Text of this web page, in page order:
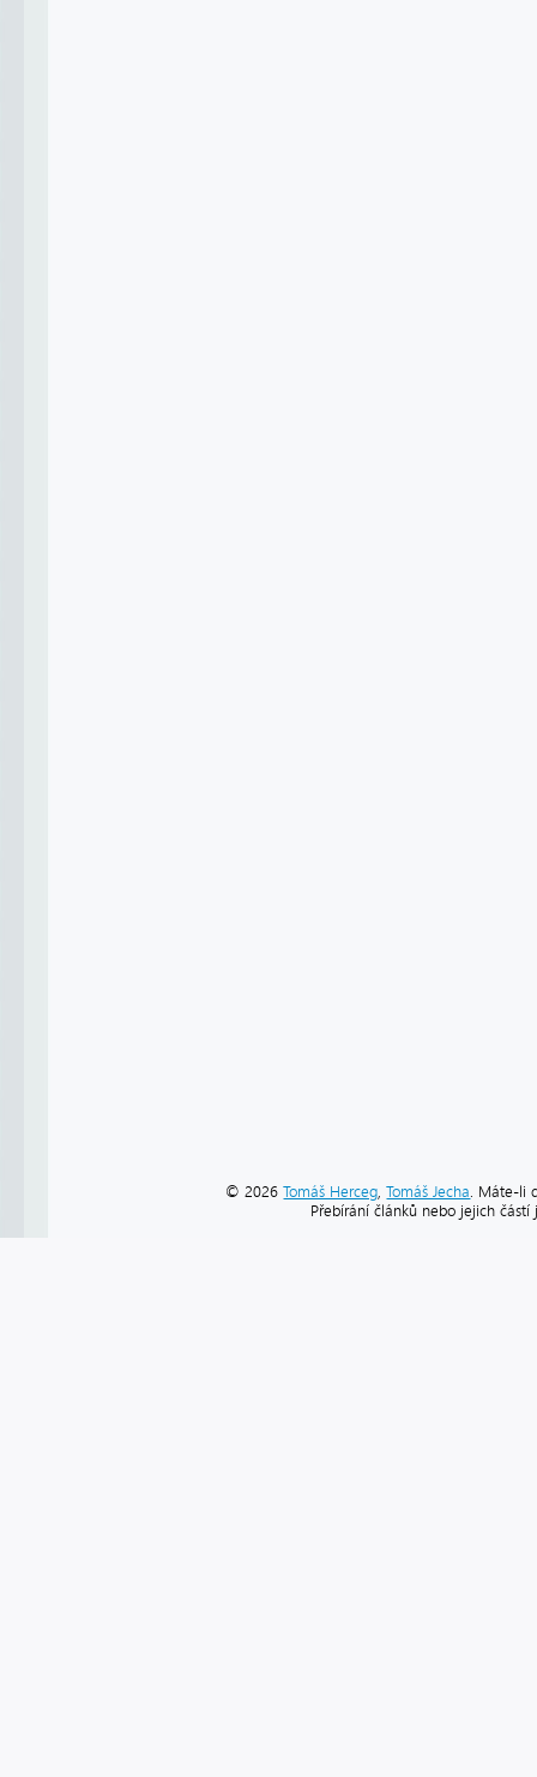
© 2026Tomáš Herceg,Tomáš Jecha. Máte-li
Přebírání článků nebo jejich